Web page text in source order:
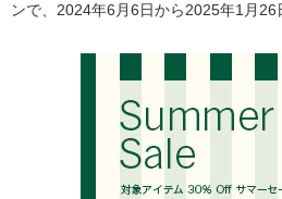
ンで、2024年6月6日から2025年1月26